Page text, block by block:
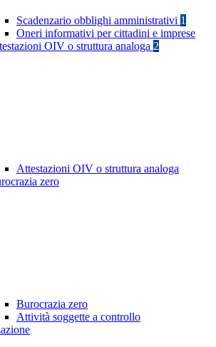
Scadenzario obblighi amministrativi 1
Oneri informativi per cittadini e imprese
OIV o struttura analoga 2
Attestazioni OIV o struttura analoga
zero
Burocrazia zero
Attività soggette a controllo